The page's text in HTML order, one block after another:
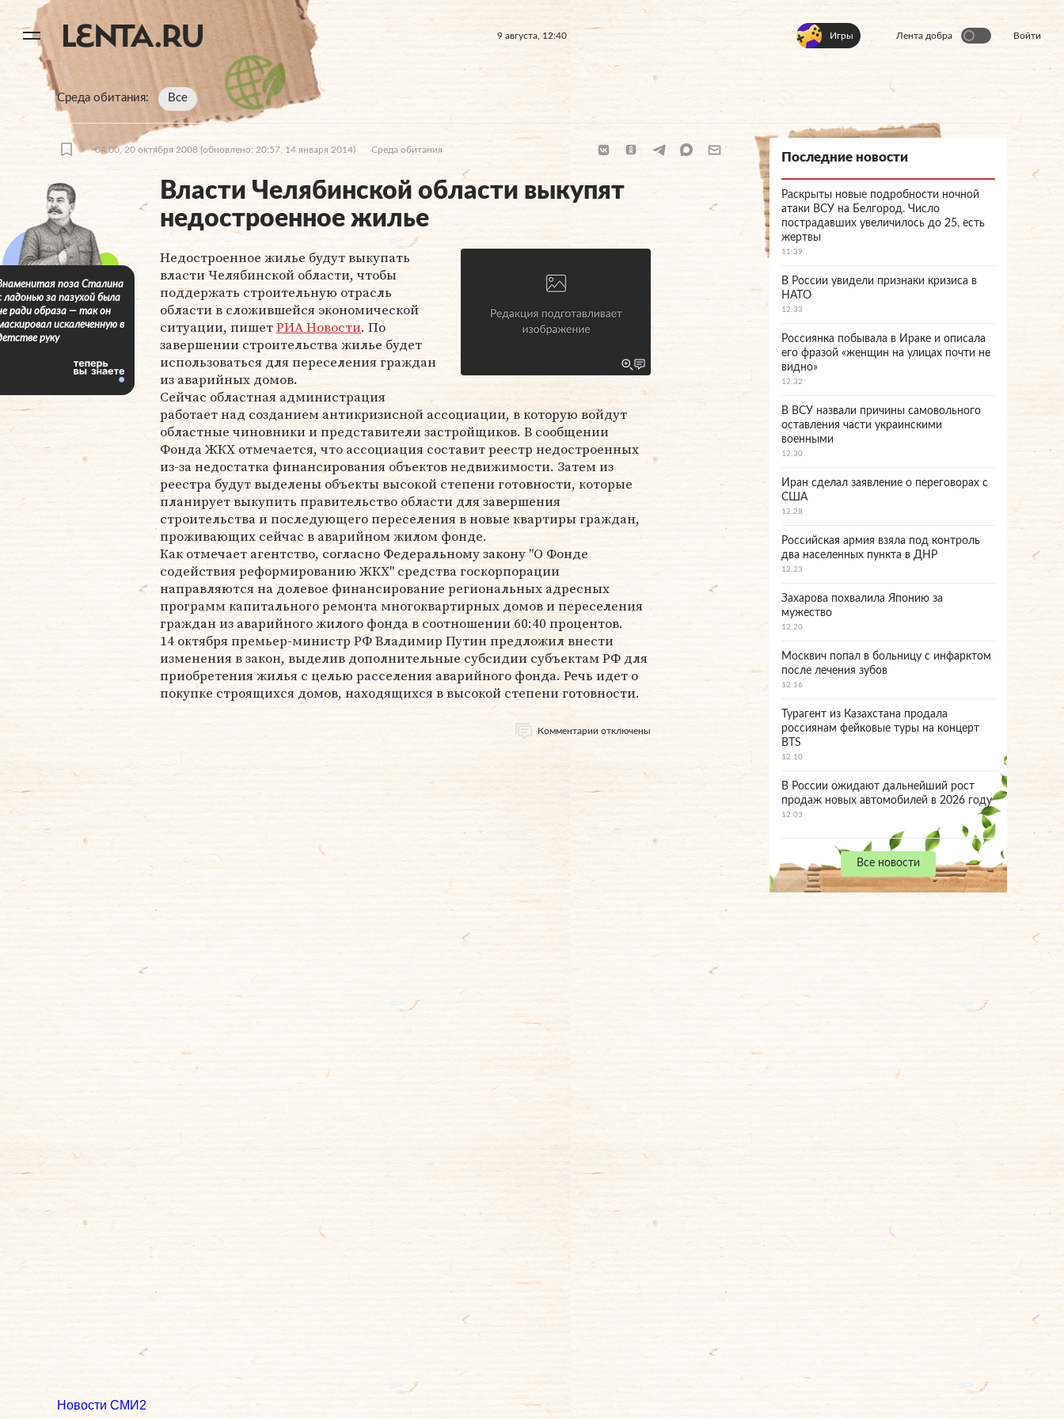
9 августа, 12:40 Игры Лента добра Войти
Среда обитания Все
04:00, 20 октября 2008 (обновлено: 20:57, 14 января 2014) Среда обитания
Власти Челябинской области выкупят
недостроенное жилье
Недостроенное жилье будут выкупать
власти Челябинской области, чтобы
поддержать строительную отрасль
области в сложившейся экономической
ситуации, пишетРИА Новости. По
завершении строительства жилье будет
использоваться для переселения граждан
из аварийных домов.
Сейчас областная администрация
работает над созданием антикризисной ассоциации, в которую войдут
областные чиновники и представители застройщиков. В сообщении
Фонда ЖКХ отмечается, что ассоциация составит реестр недостроенных
из-за недостатка финансирования объектов недвижимости. Затем из
реестра будут выделены объекты высокой степени готовности, которые
планирует выкупить правительство области для завершения
строительства и последующего переселения в новые квартиры граждан,
проживающих сейчас в аварийном жилом фонде.
Как отмечает агентство, согласно Федеральному закону "О Фонде
содействия реформированию ЖКХ" средства госкорпорации
направляются на долевое финансирование региональных адресных
программ капитального ремонта многоквартирных домов и переселения
граждан из аварийного жилого фонда в соотношении 60:40 процентов.
14 октября премьер-министр РФ Владимир Путин предложил внести
изменения в закон, выделив дополнительные субсидии субъектам РФ для
приобретения жилья с целью расселения аварийного фонда. Речь идет о
покупке строящихся домов, находящихся в высокой степени готовности.
Комментарии отключены
поза Сталина
ладонью за пазухой была
ради образа — так он
искалеченную в
руку
Последние новости
Раскрыты новые подробности ночной
атаки ВСУ на Белгород. Число
пострадавших увеличилось до 25, есть
жертвы
11:39
В России увидели признаки кризиса в
НАТО
12:33
Россиянка побывала в Ираке и описала
его фразой «женщин на улицах почти не
видно»
12:32
В ВСУ назвали причины самовольного
оставления части украинскими
военными
12:30
Иран сделал заявление о переговорах с
США
12:28
Российская армия взяла под контроль
два населенных пункта в ДНР
12:23
Захарова похвалила Японию за
мужество
12:20
Москвич попал в больницу с инфарктом
после лечения зубов
12:16
Турагент из Казахстана продала
россиянам фейковые туры на концерт
BTS
12:10
В России ожидают дальнейший рост
продаж новых автомобилей в 2026 году
12:03
Все новости
Новости СМИ2